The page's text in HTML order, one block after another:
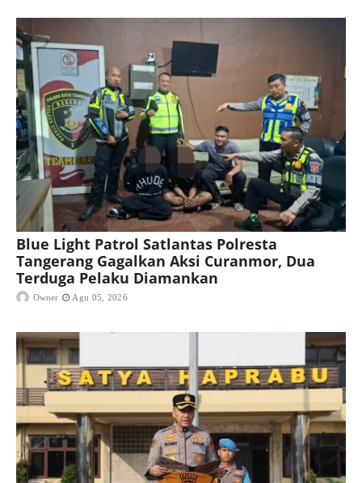
Blue Light Patrol Satlantas Polresta
Tangerang Gagalkan Aksi Curanmor, Dua
Terduga Pelaku Diamankan
Owner Agu 05, 2026